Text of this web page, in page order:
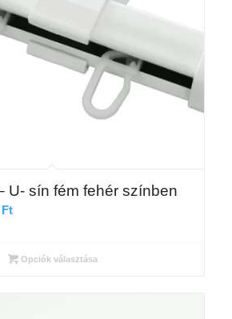
U- sín fém fehér színben
FtÁrtartomány:
-
Opciók választása